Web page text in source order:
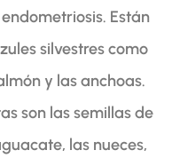
Están
silvestres como
y las anchoas.
son las semillas de
las nueces,